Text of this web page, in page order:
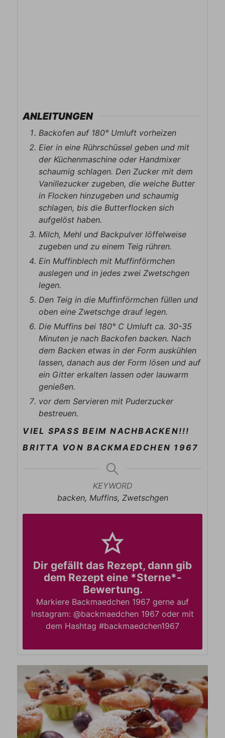
ANLEITUNGEN
Backofen auf 180° Umluft vorheizen
Eier in eine Rührschüssel geben und mit
der Küchenmaschine oder Handmixer
schaumig schlagen. Den Zucker mit dem
Vanillezucker zugeben, die weiche Butter
in Flocken hinzugeben und schaumig
schlagen, bis die Butterflocken sich
aufgelöst haben.
Milch, Mehl und Backpulver löffelweise
zugeben und zu einem Teig rühren.
Ein Muffinblech mit Muffinförmchen
auslegen und in jedes zwei Zwetschgen
legen.
Den Teig in die Muffinförmchen füllen und
oben eine Zwetschge drauf legen.
Die Muffins bei 180° C Umluft ca. 30-35
Minuten je nach Backofen backen. Nach
dem Backen etwas in der Form auskühlen
lassen, danach aus der Form lösen und auf
ein Gitter erkalten lassen oder lauwarm
genießen.
vor dem Servieren mit Puderzucker
bestreuen.
VIEL SPASS BEIM NACHBACKEN!!!
BRITTA VON BACKMAEDCHEN 1967
KEYWORD
backen, Muffins, Zwetschgen
Dir gefällt das Rezept, dann gib
dem Rezept eine *Sterne*-
Bewertung.
Markiere Backmaedchen 1967 gerne auf
Instagram: @backmaedchen 1967 oder mit
dem Hashtag #backmaedchen1967